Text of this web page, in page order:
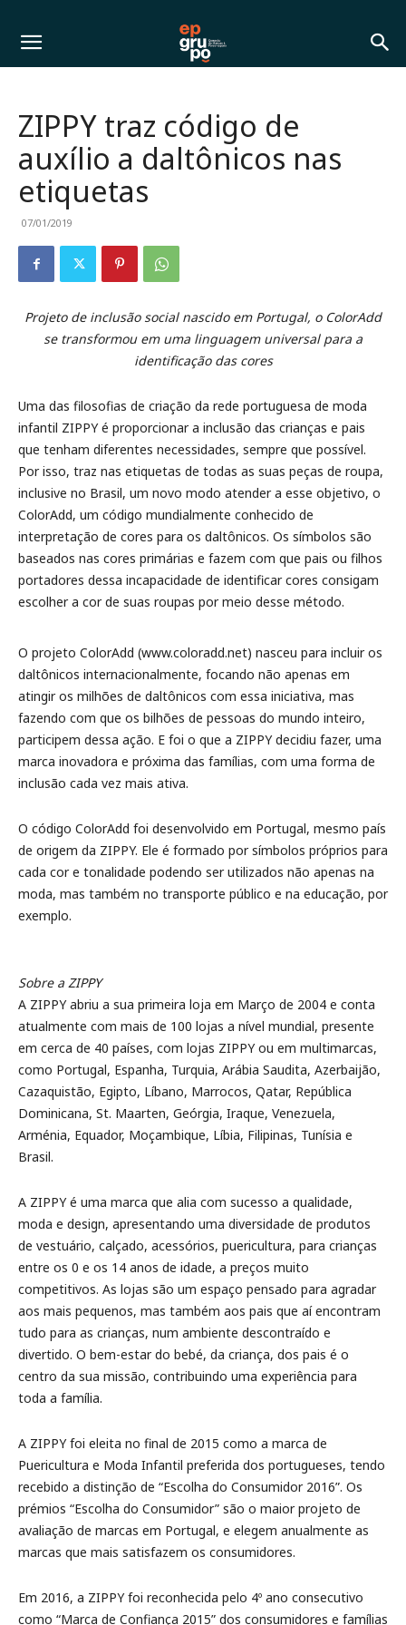
ZIPPY traz código de
auxílio a daltônicos nas
etiquetas
07/01/2019
Projeto de inclusão social nascido em Portugal, o ColorAdd
se transformou em uma linguagem universal para a
identificação das cores
Uma das filosofias de criação da rede portuguesa de moda
infantil ZIPPY é proporcionar a inclusão das crianças e pais
que tenham diferentes necessidades, sempre que possível.
Por isso, traz nas etiquetas de todas as suas peças de roupa,
inclusive no Brasil, um novo modo atender a esse objetivo, o
ColorAdd, um código mundialmente conhecido de
interpretação de cores para os daltônicos. Os símbolos são
baseados nas cores primárias e fazem com que pais ou filhos
portadores dessa incapacidade de identificar cores consigam
escolher a cor de suas roupas por meio desse método.
O projeto ColorAdd (www.coloradd.net) nasceu para incluir os
daltônicos internacionalmente, focando não apenas em
atingir os milhões de daltônicos com essa iniciativa, mas
fazendo com que os bilhões de pessoas do mundo inteiro,
participem dessa ação. E foi o que a ZIPPY decidiu fazer, uma
marca inovadora e próxima das famílias, com uma forma de
inclusão cada vez mais ativa.
O código ColorAdd foi desenvolvido em Portugal, mesmo país
de origem da ZIPPY. Ele é formado por símbolos próprios para
cada cor e tonalidade podendo ser utilizados não apenas na
moda, mas também no transporte público e na educação, por
exemplo.
Sobre a ZIPPY
A ZIPPY abriu a sua primeira loja em Março de 2004 e conta
atualmente com mais de 100 lojas a nível mundial, presente
em cerca de 40 países, com lojas ZIPPY ou em multimarcas,
como Portugal, Espanha, Turquia, Arábia Saudita, Azerbaijão,
Cazaquistão, Egipto, Líbano, Marrocos, Qatar, República
Dominicana, St. Maarten, Geórgia, Iraque, Venezuela,
Arménia, Equador, Moçambique, Líbia, Filipinas, Tunísia e
Brasil.
A ZIPPY é uma marca que alia com sucesso a qualidade,
moda e design, apresentando uma diversidade de produtos
de vestuário, calçado, acessórios, puericultura, para crianças
entre os 0 e os 14 anos de idade, a preços muito
competitivos. As lojas são um espaço pensado para agradar
aos mais pequenos, mas também aos pais que aí encontram
tudo para as crianças, num ambiente descontraído e
divertido. O bem-estar do bebé, da criança, dos pais é o
centro da sua missão, contribuindo uma experiência para
toda a família.
A ZIPPY foi eleita no final de 2015 como a marca de
Puericultura e Moda Infantil preferida dos portugueses, tendo
recebido a distinção de “Escolha do Consumidor 2016”. Os
prémios “Escolha do Consumidor” são o maior projeto de
avaliação de marcas em Portugal, e elegem anualmente as
marcas que mais satisfazem os consumidores.
Em 2016, a ZIPPY foi reconhecida pelo 4º ano consecutivo
como “Marca de Confiança 2015” dos consumidores e famílias